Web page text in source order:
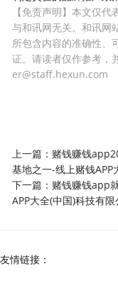
【免责声明】本文仅
与和讯网无关。和讯网
所包含内容的准确性、
证。请读者仅作参考，
er@staff.hexun.com
上一篇： 赌钱赚钱
基地之一-线上赌钱APP
下一篇： 赌钱赚钱app
APP大全(中国)科技有限
友情链接：